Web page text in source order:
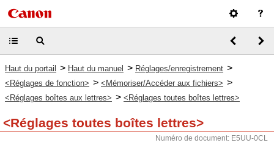
Haut du portail > Haut du manuel > Réglages/enregistrement >
<Réglages de fonction> > <Mémoriser/Accéder aux fichiers> >
<Réglages boîtes aux lettres> > <Réglages toutes boîtes lettres>
<Réglages toutes boîtes lettres>
Numéro de document: E5UU-0CL